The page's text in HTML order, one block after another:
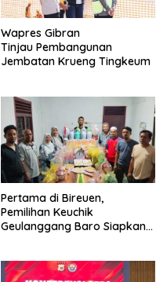
Wapres Gibran
Tinjau Pembangunan
Jembatan Krueng Tingkeum
Pertama di Bireuen,
Pemilihan Keuchik
Geulanggang Baro Siapkan